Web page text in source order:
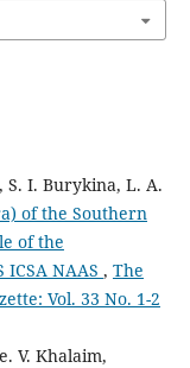
S. I. Burykina, L. A.
of the Southern
of the
NAAS , The
Vol. 33 No. 1-2
V. Khalaim,